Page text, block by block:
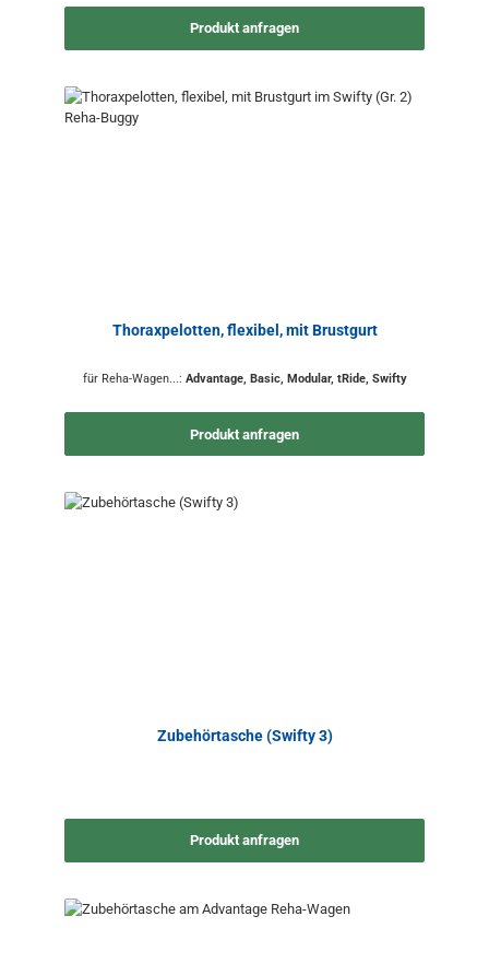
Produkt anfragen
Thoraxpelotten, flexibel, mit Brustgurt
für Reha-Wagen...: Advantage, Basic, Modular, tRide, Swifty
Produkt anfragen
Zubehörtasche (Swifty 3)
Produkt anfragen